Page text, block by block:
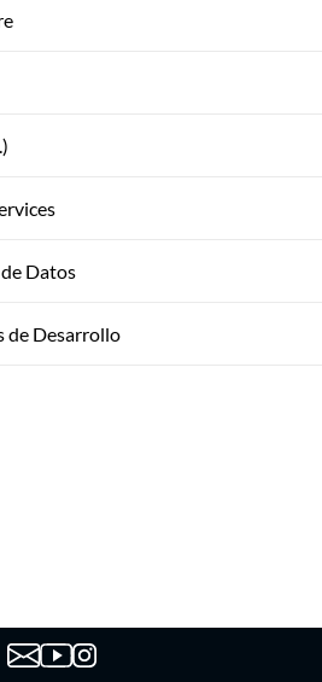
Datos
de Desarrollo